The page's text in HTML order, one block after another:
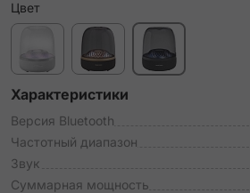
Цвет
Характеристики
Версия Bluetooth
Частотный диапазон
Звук
Суммарная мощность